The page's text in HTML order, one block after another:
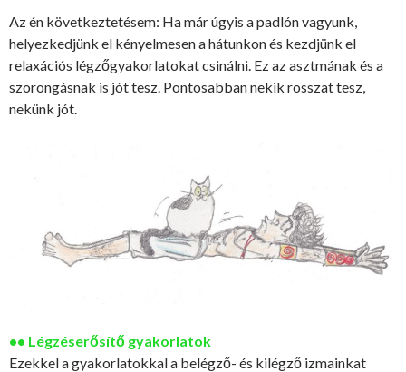
Az én következtetésem: Ha már úgyis a padlón vagyunk,
helyezkedjünk el kényelmesen a hátunkon és kezdjünk el
relaxációs légzőgyakorlatokat csinálni. Ez az asztmának és a
szorongásnak is jót tesz. Pontosabban nekik rosszat tesz,
nekünk jót.
•• Légzéserősítő gyakorlatok
Ezekkel a gyakorlatokkal a belégző- és kilégző izmainkat